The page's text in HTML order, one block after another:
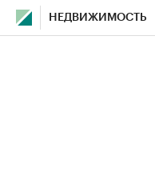
НЕДВИЖИМОСТЬ